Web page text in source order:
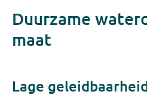
Duurzame
maat
Lage